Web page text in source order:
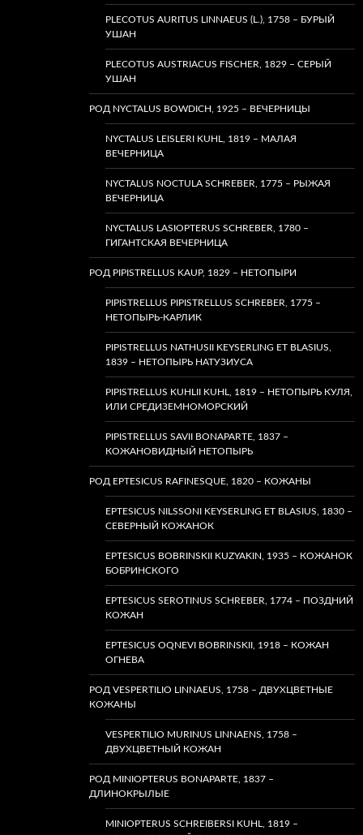
PLECOTUS AURITUS LINNAEUS (L.), 1758 – БУРЫЙ
УШАН
PLECOTUS AUSTRIACUS FISCHER, 1829 – СЕРЫЙ
УШАН
РОД NYCTALUS BOWDICH, 1925 – ВЕЧЕРНИЦЫ
NYCTALUS LEISLERI KUHL, 1819 – МАЛАЯ
ВЕЧЕРНИЦА
NYCTALUS NOCTULA SCHREBER, 1775 – РЫЖАЯ
ВЕЧЕРНИЦА
NYCTALUS LASIOPTERUS SCHREBER, 1780 –
ГИГАНТСКАЯ ВЕЧЕРНИЦА
РОД PIPISTRELLUS KAUP, 1829 – НЕТОПЫРИ
PIPISTRELLUS PIPISTRELLUS SCHREBER, 1775 –
НЕТОПЫРЬ-КАРЛИК
PIPISTRELLUS NATHUSII KEYSERLING ET BLASIUS,
1839 – НЕТОПЫРЬ НАТУЗИУСА
PIPISTRELLUS KUHLII KUHL, 1819 – НЕТОПЫРЬ КУЛЯ,
ИЛИ СРЕДИЗЕМНОМОРСКИЙ
PIPISTRELLUS SAVII BONAPARTE, 1837 –
КОЖАНОВИДНЫЙ НЕТОПЫРЬ
РОД EPTESICUS RAFINESQUE, 1820 – КОЖАНЫ
EPTESICUS NILSSONI KEYSERLING ET BLASIUS, 1830 –
СЕВЕРНЫЙ КОЖАНОК
EPTESICUS BOBRINSKII KUZYAKIN, 1935 – КОЖАНОК
БОБРИНСКОГО
EPTESICUS SEROTINUS SCHREBER, 1774 – ПОЗДНИЙ
КОЖАН
EPTESICUS OQNEVI BOBRINSKII, 1918 – КОЖАН
ОГНЕВА
РОД VESPERTILIO LINNAEUS, 1758 – ДВУХЦВЕТНЫЕ
КОЖАНЫ
VESPERTILIO MURINUS LINNAENS, 1758 –
ДВУХЦВЕТНЫЙ КОЖАН
РОД MINIOPTERUS BONAPARTE, 1837 –
ДЛИНОКРЫЛЫЕ
MINIOPTERUS SCHREIBERSI KUHL, 1819 –